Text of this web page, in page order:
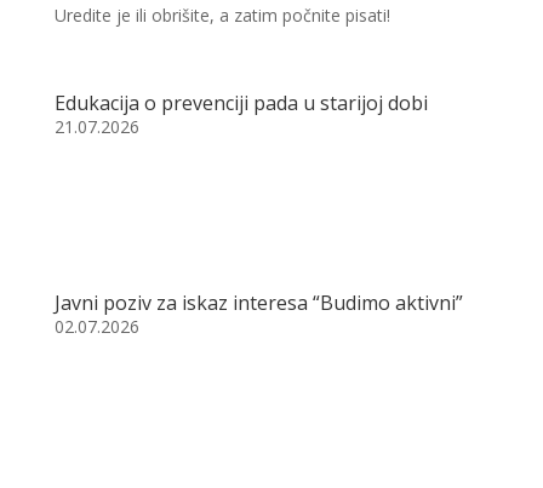
Uredite je ili obrišite, a zatim počnite pisati!
Edukacija o prevenciji pada u starijoj dobi
21.07.2026
Javni poziv za iskaz interesa “Budimo aktivni”
02.07.2026